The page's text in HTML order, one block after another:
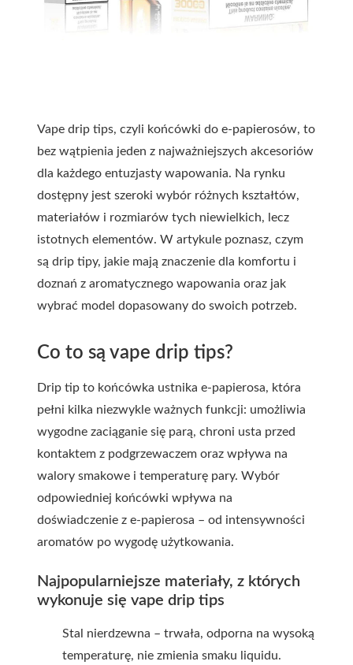
Vape drip tips, czyli końcówki do e-papierosów, to
bez wątpienia jeden z najważniejszych akcesoriów
dla każdego entuzjasty wapowania. Na rynku
dostępny jest szeroki wybór różnych kształtów,
materiałów i rozmiarów tych niewielkich, lecz
istotnych elementów. W artykule poznasz, czym
są drip tipy, jakie mają znaczenie dla komfortu i
doznań z aromatycznego wapowania oraz jak
wybrać model dopasowany do swoich potrzeb.
Co to są vape drip tips?
Drip tip to końcówka ustnika e-papierosa, która
pełni kilka niezwykle ważnych funkcji: umożliwia
wygodne zaciąganie się parą, chroni usta przed
kontaktem z podgrzewaczem oraz wpływa na
walory smakowe i temperaturę pary. Wybór
odpowiedniej końcówki wpływa na
doświadczenie z e-papierosa – od intensywności
aromatów po wygodę użytkowania.
Najpopularniejsze materiały, z których
wykonuje się vape drip tips
Stal nierdzewna – trwała, odporna na wysoką
temperaturę, nie zmienia smaku liquidu.